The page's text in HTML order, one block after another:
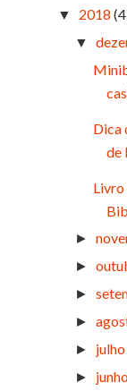
▼ 2018
▼
Dica
de
Livro
►
►
►
►
► julho
►